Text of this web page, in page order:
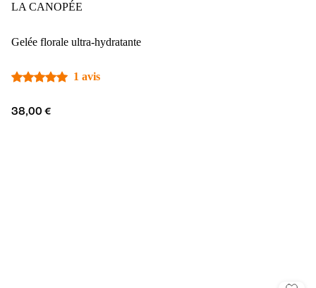
LA CANOPÉE
Gelée florale ultra-hydratante
1 avis
38,00 €